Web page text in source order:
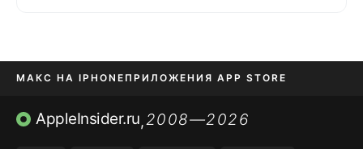
МАКС НА IPHONE ПРИЛОЖЕНИЯ APP STORE
TIKTOK НА IPHONEПРИЛОЖЕНИЯ БЕЗ APP STORE
AppleInsider.ru,2008—2026